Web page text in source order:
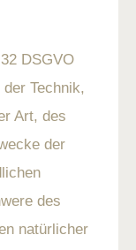
DSGVO
Technik,
Art, des
der
des
natürlicher